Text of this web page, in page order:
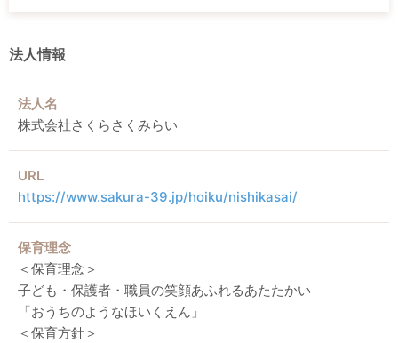
法人情報
法人名
株式会社さくらさくみらい
URL
https://www.sakura-39.jp/hoiku/nishikasai/
保育理念
＜保育理念＞
子ども・保護者・職員の笑顔あふれるあたたかい
「おうちのようなほいくえん」
＜保育方針＞